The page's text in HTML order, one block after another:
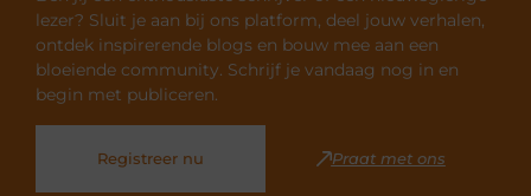
lezer? Sluit je aan bij ons platform, deel jouw verhalen,
ontdek inspirerende blogs en bouw mee aan een
bloeiende community. Schrijf je vandaag nog in en
begin met publiceren.
Registreer nu Praat met ons